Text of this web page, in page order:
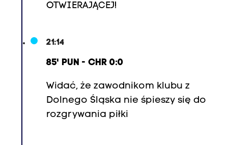
OTWIERAJĄCEJ!
21:14
85' PUN - CHR 0:0
Widać, że zawodnikom klubu z
Dolnego Śląska nie śpieszy się do
rozgrywania piłki